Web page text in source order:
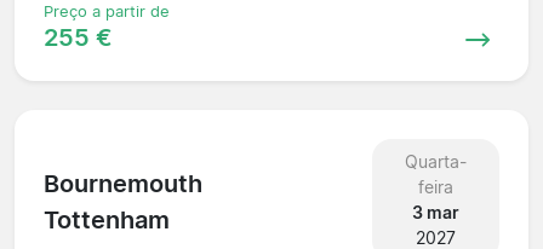
Preço a partir de
255 €
Bournemouth
Tottenham
Quarta-
feira
3 mar
2027